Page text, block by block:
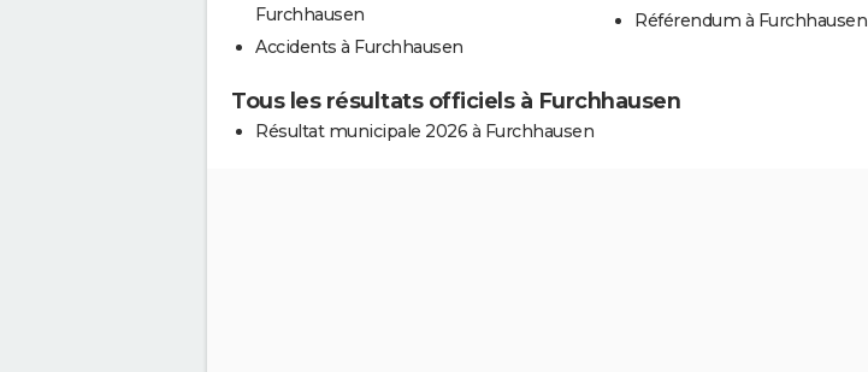
Furchhausen
Accidents à Furchhausen
Référendum à Furchhausen
Tous les résultats officiels à Furchhausen
Résultat municipale 2026 à Furchhausen